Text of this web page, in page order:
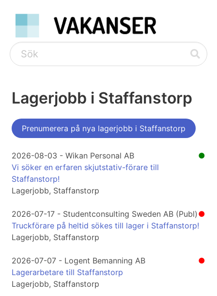
Lagerjobb i Staffanstorp
Prenumerera på nya lagerjobb i Staffanstorp
●
2026-08-03 - Wikan Personal AB
Vi söker en erfaren skjutstativ-förare till
Staffanstorp!
Lagerjobb, Staffanstorp
●
2026-07-17 - Studentconsulting Sweden AB (Publ)
Truckförare på heltid sökes till lager i Staffanstorp!
Lagerjobb, Staffanstorp
●
2026-07-07 - Logent Bemanning AB
Lagerarbetare till Staffanstorp
Lagerjobb, Staffanstorp